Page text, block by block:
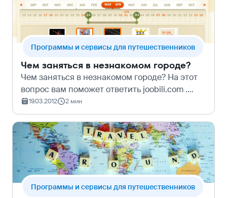
Программы и сервисы для путешественников
Чем заняться в незнакомом городе?
Чем заняться в незнакомом городе? На этот
вопрос вам поможет ответить joobili.com .
Этот сайт подскажет какие мероприятия
проходят в &#160;городе в даты вашего
пребывания. В базу занесены, в основном,…
19.03.2012 2 мин
Программы и сервисы для путешественников